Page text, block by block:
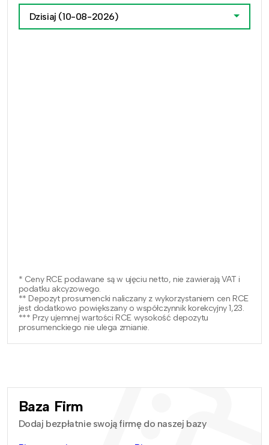
Dzisiaj (10-08-2026)
* Ceny RCE podawane są w ujęciu netto, nie zawierają VAT i
podatku akcyzowego.
** Depozyt prosumencki naliczany z wykorzystaniem cen RCE
jest dodatkowo powiększany o współczynnik korekcyjny 1,23.
*** Przy ujemnej wartości RCE wysokość depozytu
prosumenckiego nie ulega zmianie.
Baza Firm
Dodaj bezpłatnie swoją firmę do naszej bazy